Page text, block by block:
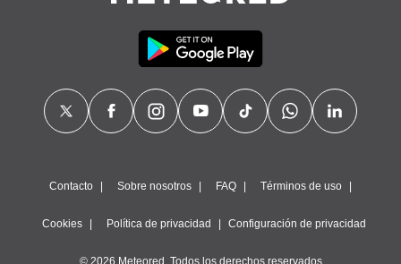
Contacto Sobre nosotros FAQ Términos de uso
Cookies Política de privacidad Configuración de privacidad
© 2026 Meteored. Todos los derechos reservados